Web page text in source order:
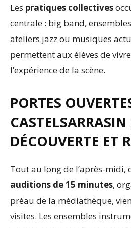
Les pratiques collectives
centrale : big band,
ateliers jazz ou musiques
permettent aux élèves de
l’expérience de la scène.
PORTES
DÉCOUVERTE ET
Tout au long de l’après-midi,
auditions de 15 minutes,
préau de la médiathèque,
visites. Les ensembles